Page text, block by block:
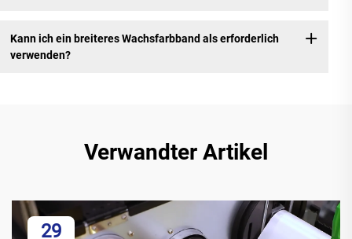
Kann ich ein breiteres Wachsfarbband als erforderlich
verwenden?
Verwandter Artikel
29